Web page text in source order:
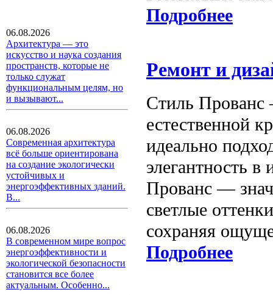
06.08.2026
Архитектура — это
искусство и наука создания
пространств, которые не
только служат
функциональным целям, но
и вызывают...
06.08.2026
Современная архитектура
всё больше ориентирована
на создание экологически
устойчивых и
энергоэффективных зданий.
В...
06.08.2026
В современном мире вопрос
энергоэффективности и
экологической безопасности
становится все более
актуальным. Особенно...
Подробнее
Ремонт и
Стиль Прованс
естественной
идеально
элегантность в
Прованс —
светлые
сохраняя
Подробнее